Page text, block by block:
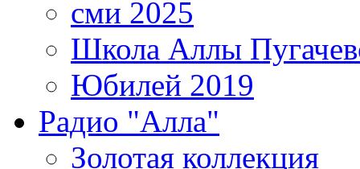
сми 2025
Школа Аллы
Юбилей 2019
Радио "Алла"
Золотая коллекция